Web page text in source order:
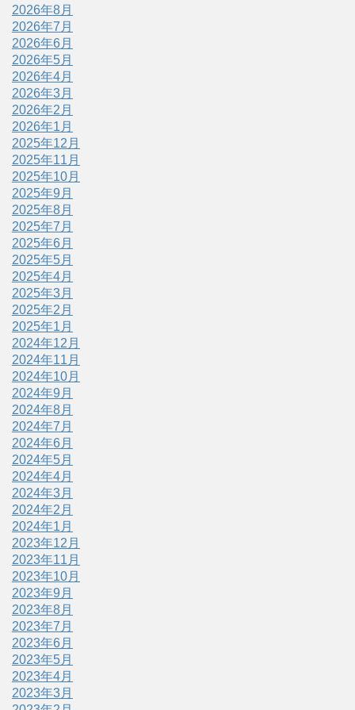
2026年8月
2026年7月
2026年6月
2026年5月
2026年4月
2026年3月
2026年2月
2026年1月
2025年12月
2025年11月
2025年10月
2025年9月
2025年8月
2025年7月
2025年6月
2025年5月
2025年4月
2025年3月
2025年2月
2025年1月
2024年12月
2024年11月
2024年10月
2024年9月
2024年8月
2024年7月
2024年6月
2024年5月
2024年4月
2024年3月
2024年2月
2024年1月
2023年12月
2023年11月
2023年10月
2023年9月
2023年8月
2023年7月
2023年6月
2023年5月
2023年4月
2023年3月